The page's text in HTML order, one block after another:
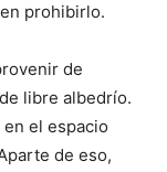
prohibirlo.
de
libre albedrío.
el espacio
de eso,